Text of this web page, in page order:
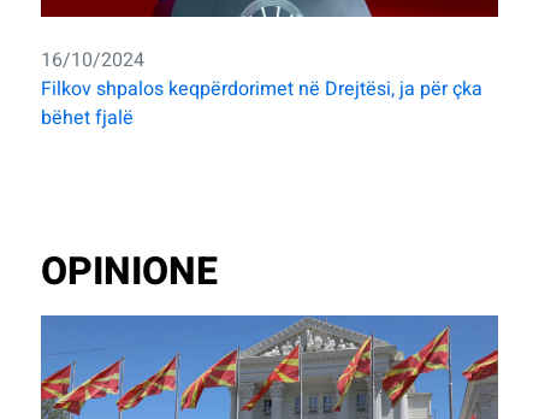
16/10/2024
Filkov shpalos keqpërdorimet në Drejtësi, ja për çka
bëhet fjalë
OPINIONE